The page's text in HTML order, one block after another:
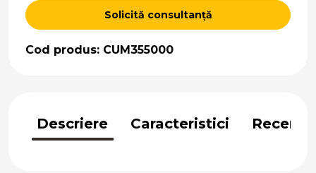
Solicită consultanță
Cod produs: CUM355000
Descriere Caracteristici